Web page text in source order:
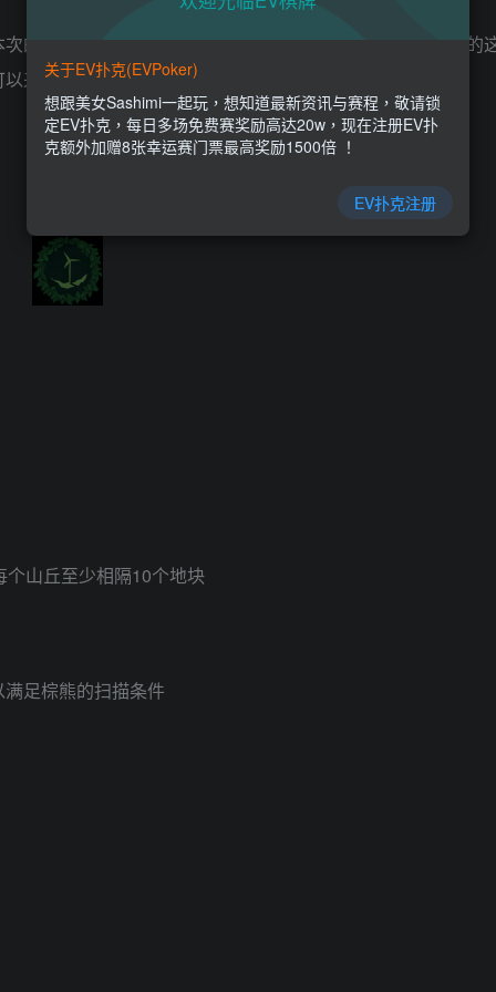
的问题也是很多小伙伴都在问的一些问题，其实伊始之地的
来本次看看具体的攻略，相信大家看完就能知道了。
山丘至少相隔10个地块
足棕熊的扫描条件
关于EV扑克(EVPoker)
想跟美女Sashimi一起玩，想知道最新资讯与赛程，敬请锁
定EV扑克，每日多场免费赛奖励高达20w，现在注册EV扑
克额外加赠8张幸运赛门票最高奖励1500倍 ！
EV扑克注册